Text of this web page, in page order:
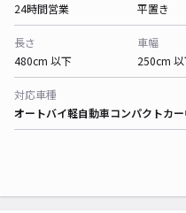
24時間営業
平置き
長さ
480cm 以下
車幅
250cm
対応車種
オートバイ軽自動車コンパクトカー